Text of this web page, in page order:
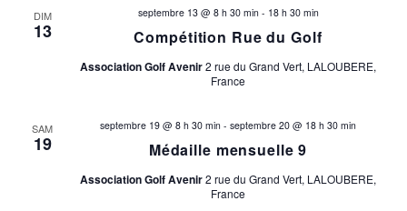
DIM
13 Compétition Rue du Golf
septembre 13 @ 8 h 30 min- 18 h 30 min
Association Golf Avenir2 rue du Grand Vert, LALOUBERE,
France
SAM
19 Médaille mensuelle 9
septembre 19 @ 8 h 30 min - septembre 20 @ 18 h 30 min
Association Golf Avenir2 rue du Grand Vert, LALOUBERE,
France